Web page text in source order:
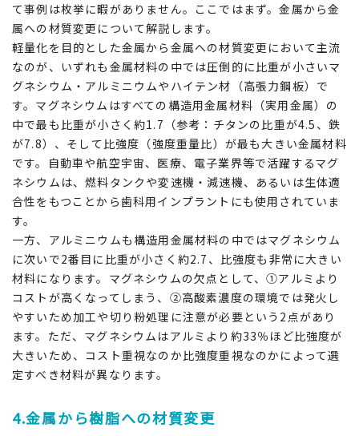
て事例は枚挙に暇がありません。ここではまず。金属から金
属への材質変更について解説します。
軽量化を目的とした金属から金属への材質変更において主流
なのが、いずれも金属材料の中では圧倒的に比重が小さいマ
グネシウム・アルミニウムやハイテン材（高張力鋼板）で
す。マグネシウムはすべての構造用金属材料（実用金属）の
中で最も比重が小さく約1.7（参考：チタンの比重が4.5、鉄
が7.8）、そして比強度（強度重量比）が最も大きい金属材料
です。自動車や航空宇宙、医療、電子業界等で活躍するマグ
ネシウムは、燃料タンクや変速機・減速機、あるいは生体適
合性をもつことから歯科用インプラントにも使用されていま
す。
一方、アルミニウムも構造用金属材料の中ではマグネシウム
に次いで2番目に比重が小さく約2.7、比強度も非常に大きい
材料になります。マグネシウムの欠点として、①アルミより
コストが高くなってしまう、②高酸素濃度の環境では発火し
やすいため加工や切り粉処理に注意が必要という2点があり
ます。ただ、マグネシウムはアルミより約33％ほど比強度が
大きいため、コスト重視なのか比強度重視なのかによって選
定すべき材料が異なります。
4.金属から樹脂への材質変更